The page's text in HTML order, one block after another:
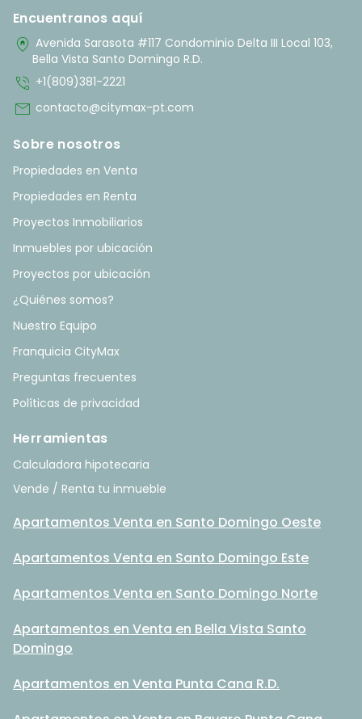
Encuentranos aquí
home_pin Avenida Sarasota #117 Condominio Delta III Local 103,
Bella Vista Santo Domingo R.D.
phone_in_talk +1(809)381-2221
mail contacto@citymax-pt.com
Sobre nosotros
Propiedades en Venta
Propiedades en Renta
Proyectos Inmobiliarios
Inmuebles por ubicación
Proyectos por ubicación
¿Quiénes somos?
Nuestro Equipo
Franquicia CityMax
Preguntas frecuentes
Políticas de privacidad
Herramientas
Calculadora hipotecaria
Vende / Renta tu inmueble
Apartamentos Venta en Santo Domingo Oeste
Apartamentos Venta en Santo Domingo Este
Apartamentos Venta en Santo Domingo Norte
Apartamentos en Venta en Bella Vista Santo
Domingo
Apartamentos en Venta Punta Cana R.D.